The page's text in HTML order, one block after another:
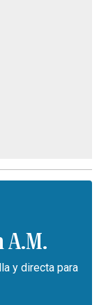
A.M.
y directa para